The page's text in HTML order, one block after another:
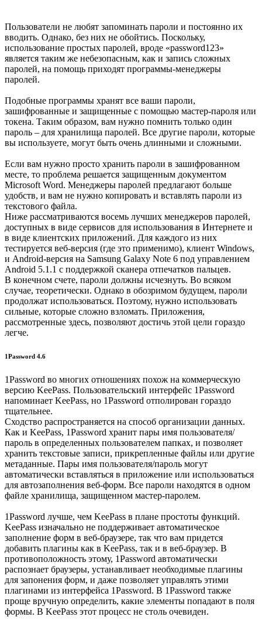
Пользователи не любят запоминать пароли и постоянно их
вводить. Однако, без них не обойтись. Поскольку,
использование простых паролей, вроде «password123»
является таким же небезопасным, как и запись сложных
паролей, на помощь приходят программы-менеджеры
паролей.
Подобные программы хранят все ваши пароли,
зашифрованные и защищенные с помощью мастер-пароля или
токена. Таким образом, вам нужно помнить только один
пароль – для хранилища паролей. Все другие пароли, которые
вы используете, могут быть очень длинными и сложными.
Если вам нужно просто хранить пароли в зашифрованном
месте, то проблема решается защищенным документом
Microsoft Word. Менеджеры паролей предлагают больше
удобств, и вам не нужно копировать и вставлять пароли из
текстового файла.
Ниже рассматриваются восемь лучших менеджеров паролей,
доступных в виде сервисов для использования в Интернете и
в виде клиентских приложений. Для каждого из них
тестируется веб-версия (где это применимо), клиент Windows,
и Android-версия на Samsung Galaxy Note 6 под управлением
Android 5.1.1 с поддержкой сканера отпечатков пальцев.
В конечном счете, пароли должны исчезнуть. Во всяком
случае, теоретически. Однако в обозримом будущем, пароли
продолжат использоваться. Поэтому, нужно использовать
сильные, которые сложно взломать. Приложения,
рассмотренные здесь, позволяют достичь этой цели гораздо
легче.
1Password 4.6
1Password во многих отношениях похож на коммерческую
версию KeePass. Пользовательский интерфейс 1Password
напоминает KeePass, но 1Password отполирован гораздо
тщательнее.
Сходство распространяется на способ организации данных.
Как и KeePass, 1Password хранит пары имя пользователя/
пароль в определенных пользователем папках, и позволяет
хранить текстовые записи, прикрепленные файлы или другие
метаданные. Пары имя пользователя/пароль могут
автоматически вставляться в приложение или использоваться
для автозаполнения веб-форм. Все пароли находятся в одном
файле хранилища, защищенном мастер-паролем.
1Password лучше, чем KeePass в плане простоты функций.
KeePass изначально не поддерживает автоматическое
заполнение форм в веб-браузере, так что вам придется
добавить плагины как в KeePass, так и в веб-браузер. В
противоположность этому, 1Password автоматически
распознает браузеры, устанавливает необходимые плагины
для запонения форм, и даже позволяет управлять этими
плагинами из интерфейса 1Password. В 1Password также
проще вручную определить, какие элементы попадают в поля
формы. В KeePass этот процесс не столь очевиден.